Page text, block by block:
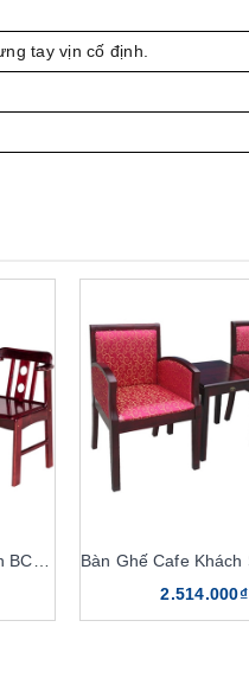
tay vịn cố định.
2.514.000₫